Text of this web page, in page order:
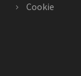
Cookie